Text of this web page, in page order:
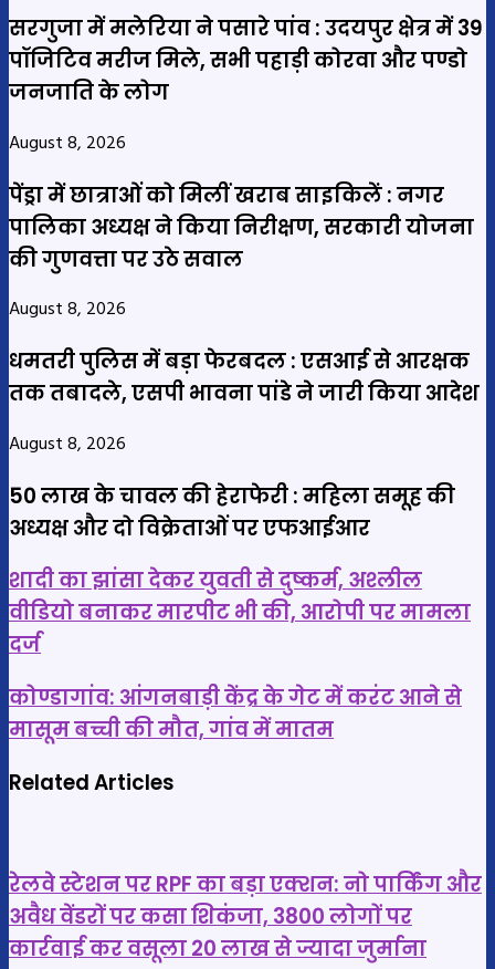
सरगुजा में मलेरिया ने पसारे पांव : उदयपुर क्षेत्र में 39
पॉजिटिव मरीज मिले, सभी पहाड़ी कोरवा और पण्डो
जनजाति के लोग
August 8, 2026
पेंड्रा में छात्राओं को मिलीं खराब साइकिलें : नगर
पालिका अध्यक्ष ने किया निरीक्षण, सरकारी योजना
की गुणवत्ता पर उठे सवाल
August 8, 2026
धमतरी पुलिस में बड़ा फेरबदल : एसआई से आरक्षक
तक तबादले, एसपी भावना पांडे ने जारी किया आदेश
August 8, 2026
50 लाख के चावल की हेराफेरी : महिला समूह की
अध्यक्ष और दो विक्रेताओं पर एफआईआर
शादी
का
झांसा
युवती
से
दुष्कर्म,
अश्लील
मारपीट
भी
की,
आरोपी
शादी का झांसा देकर युवती से दुष्कर्म, अश्लील
वीडियो बनाकर मारपीट भी की, आरोपी पर मामला
दर्ज
कोण्डागांव:
आंगनबाड़ी
के
करंट
आने
से
मासूम
कोण्डागांव: आंगनबाड़ी केंद्र के गेट में करंट आने से
मासूम बच्ची की मौत, गांव में मातम
Related Articles
रेलवे स्टेशन पर RPF का बड़ा एक्शन: नो पार्किंग और
अवैध वेंडरों पर कसा शिकंजा, 3800 लोगों पर
कार्रवाई कर वसूला 20 लाख से ज्यादा जुर्माना